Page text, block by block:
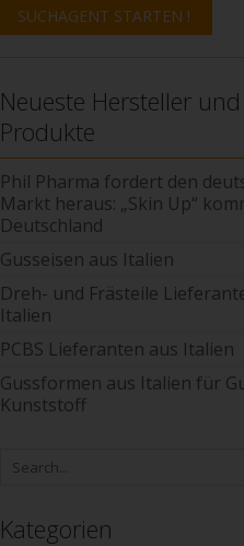
Neueste Hersteller und
Produkte
Phil Pharma fordert den
Markt heraus: „Skin Up“
Deutschland
Gusseisen aus Italien
Dreh- und Frästeile
Italien
PCBS Lieferanten aus Italien
Gussformen aus Italien für
Kunststoff
Kategorien